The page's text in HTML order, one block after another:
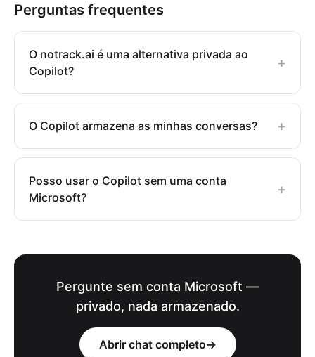
Perguntas frequentes
O notrack.ai é uma alternativa privada ao
Copilot?
+
O Copilot armazena as minhas conversas? +
Posso usar o Copilot sem uma conta
Microsoft?
+
Pergunte sem conta Microsoft —
privado, nada armazenado.
Abrir chat completo→